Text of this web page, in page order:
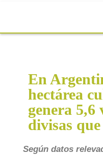
En
hectárea
genera 5,6
divisas
Según datos